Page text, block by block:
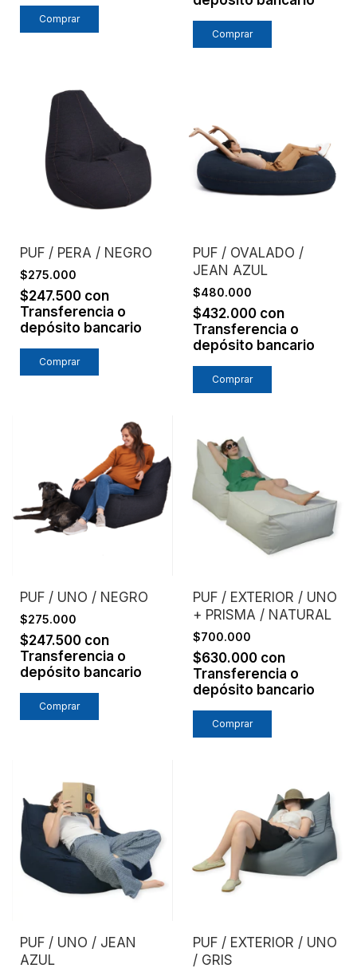
PUF / PERA / NEGRO
$275.000
$247.500 con
Transferencia o
depósito bancario
PUF / OVALADO /
JEAN AZUL
$480.000
$432.000 con
Transferencia o
depósito bancario
PUF / UNO / NEGRO
$275.000
$247.500 con
Transferencia o
depósito bancario
PUF / EXTERIOR / UNO
+ PRISMA / NATURAL
$700.000
$630.000 con
Transferencia o
depósito bancario
PUF / UNO / JEAN
AZUL
PUF / EXTERIOR / UNO
/ GRIS